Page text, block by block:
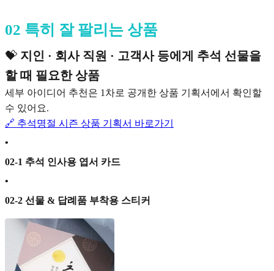
02 특히 잘 팔리는 상품
💝 지인 · 회사 직원 · 고객사 등에게 추석 선물을
할 때 필요한 상품
세부 아이디어 추천은 1차로 공개한 상품 기획서에서 확인할
수 있어요.
🔗 추석명절 시즌 상품 기획서 바로가기
•
02-1 추석 인사용 엽서 카드
•
02-2 선물 & 답례품 부착용 스티커